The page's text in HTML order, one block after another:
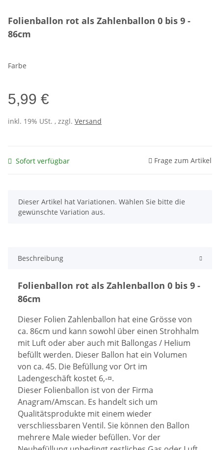
Folienballon rot als Zahlenballon 0 bis 9 -
86cm
Farbe
5,99 €
inkl. 19% USt. , zzgl. Versand
Sofort verfügbar Frage zum Artikel
x
Dieser Artikel hat Variationen. Wählen Sie bitte die
gewünschte Variation aus.
Beschreibung
Folienballon rot als Zahlenballon 0 bis 9 -
86cm
Dieser Folien Zahlenballon hat eine Grösse von
ca. 86cm und kann sowohl über einen Strohhalm
mit Luft oder aber auch mit Ballongas / Helium
befüllt werden. Dieser Ballon hat ein Volumen
von ca. 45. Die Befüllung vor Ort im
Ladengeschäft kostet 6,-¤.
Dieser Folienballon ist von der Firma
Anagram/Amscan. Es handelt sich um
Qualitätsprodukte mit einem wieder
verschliessbaren Ventil. Sie können den Ballon
mehrere Male wieder befüllen. Vor der